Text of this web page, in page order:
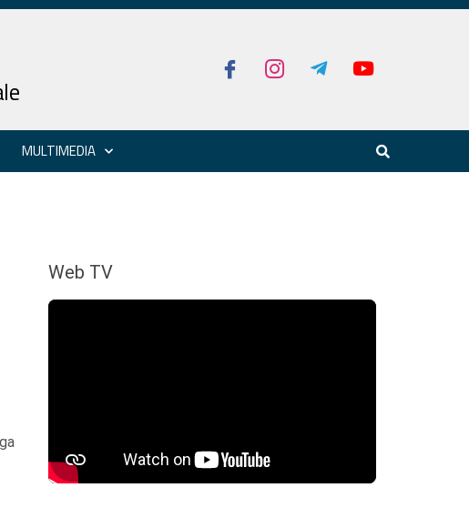
MULTIMEDIA
Web TV